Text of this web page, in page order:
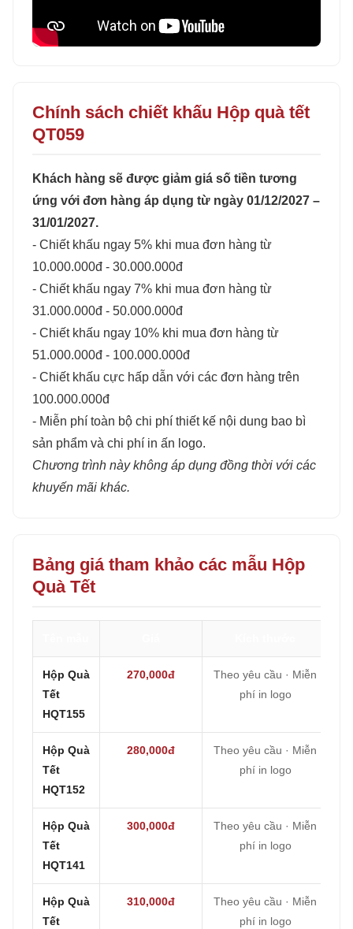
Chính sách chiết khấu Hộp quà tết
QT059
Khách hàng sẽ được giảm giá số tiền tương
ứng với đơn hàng áp dụng từ ngày 01/12/2027 –
31/01/2027.
- Chiết khấu ngay 5% khi mua đơn hàng từ
10.000.000đ - 30.000.000đ
- Chiết khấu ngay 7% khi mua đơn hàng từ
31.000.000đ - 50.000.000đ
- Chiết khấu ngay 10% khi mua đơn hàng từ
51.000.000đ - 100.000.000đ
- Chiết khấu cực hấp dẫn với các đơn hàng trên
100.000.000đ
- Miễn phí toàn bộ chi phí thiết kế nội dung bao bì
sản phẩm và chi phí in ấn logo.
Chương trình này không áp dụng đồng thời với các
khuyến mãi khác.
Bảng giá tham khảo các mẫu Hộp
Quà Tết
Hộp Quà
Tết
HQT155
270,000đ
Theo yêu cầu · Miễn
phí in logo
Hộp Quà
Tết
HQT152
280,000đ
Theo yêu cầu · Miễn
phí in logo
Hộp Quà
Tết
HQT141
300,000đ
Theo yêu cầu · Miễn
phí in logo
Hộp Quà
Tết
310,000đ
Theo yêu cầu · Miễn
phí in logo